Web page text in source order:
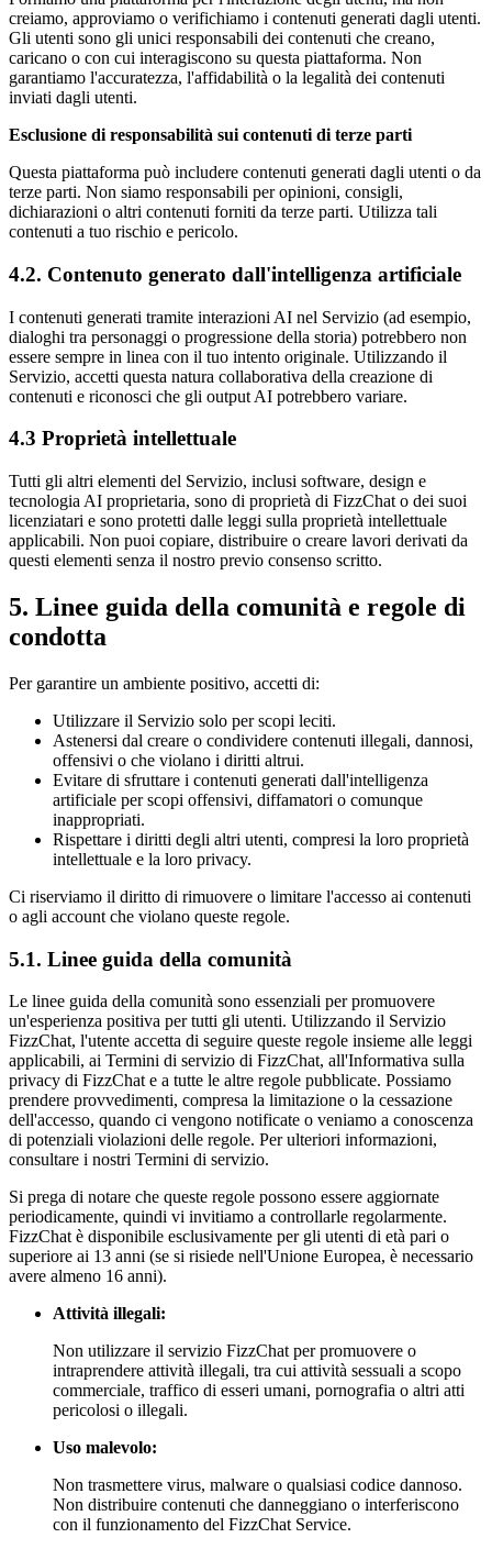
creiamo, approviamo o verifichiamo i contenuti generati dagli utenti.
Gli utenti sono gli unici responsabili dei contenuti che creano,
caricano o con cui interagiscono su questa piattaforma. Non
garantiamo l'accuratezza, l'affidabilità o la legalità dei contenuti
inviati dagli utenti.
Esclusione di responsabilità sui contenuti di terze parti
Questa piattaforma può includere contenuti generati dagli utenti o da
terze parti. Non siamo responsabili per opinioni, consigli,
dichiarazioni o altri contenuti forniti da terze parti. Utilizza tali
contenuti a tuo rischio e pericolo.
4.2. Contenuto generato dall'intelligenza artificiale
I contenuti generati tramite interazioni AI nel Servizio (ad esempio,
dialoghi tra personaggi o progressione della storia) potrebbero non
essere sempre in linea con il tuo intento originale. Utilizzando il
Servizio, accetti questa natura collaborativa della creazione di
contenuti e riconosci che gli output AI potrebbero variare.
4.3 Proprietà intellettuale
Tutti gli altri elementi del Servizio, inclusi software, design e
tecnologia AI proprietaria, sono di proprietà di FizzChat o dei suoi
licenziatari e sono protetti dalle leggi sulla proprietà intellettuale
applicabili. Non puoi copiare, distribuire o creare lavori derivati ​​da
questi elementi senza il nostro previo consenso scritto.
5. Linee guida della comunità e regole di
condotta
Per garantire un ambiente positivo, accetti di:
Utilizzare il Servizio solo per scopi leciti.
Astenersi dal creare o condividere contenuti illegali, dannosi,
offensivi o che violano i diritti altrui.
Evitare di sfruttare i contenuti generati dall'intelligenza
artificiale per scopi offensivi, diffamatori o comunque
inappropriati.
Rispettare i diritti degli altri utenti, compresi la loro proprietà
intellettuale e la loro privacy.
Ci riserviamo il diritto di rimuovere o limitare l'accesso ai contenuti
o agli account che violano queste regole.
5.1. Linee guida della comunità
Le linee guida della comunità sono essenziali per promuovere
un'esperienza positiva per tutti gli utenti. Utilizzando il Servizio
FizzChat, l'utente accetta di seguire queste regole insieme alle leggi
applicabili, ai Termini di servizio di FizzChat, all'Informativa sulla
privacy di FizzChat e a tutte le altre regole pubblicate. Possiamo
prendere provvedimenti, compresa la limitazione o la cessazione
dell'accesso, quando ci vengono notificate o veniamo a conoscenza
di potenziali violazioni delle regole. Per ulteriori informazioni,
consultare i nostri Termini di servizio.
Si prega di notare che queste regole possono essere aggiornate
periodicamente, quindi vi invitiamo a controllarle regolarmente.
FizzChat è disponibile esclusivamente per gli utenti di età pari o
superiore ai 13 anni (se si risiede nell'Unione Europea, è necessario
avere almeno 16 anni).
Attività illegali:
Non utilizzare il servizio FizzChat per promuovere o
intraprendere attività illegali, tra cui attività sessuali a scopo
commerciale, traffico di esseri umani, pornografia o altri atti
pericolosi o illegali.
Uso malevolo:
Non trasmettere virus, malware o qualsiasi codice dannoso.
Non distribuire contenuti che danneggiano o interferiscono
con il funzionamento del FizzChat Service.